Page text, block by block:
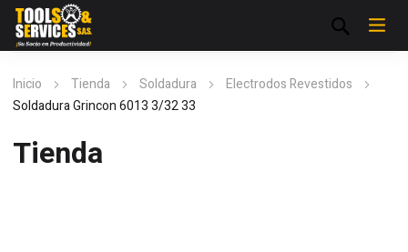
Inicio Tienda Soldadura
Electrodos Revestidos
Soldadura Grincon 6013 3/32 33
Tienda